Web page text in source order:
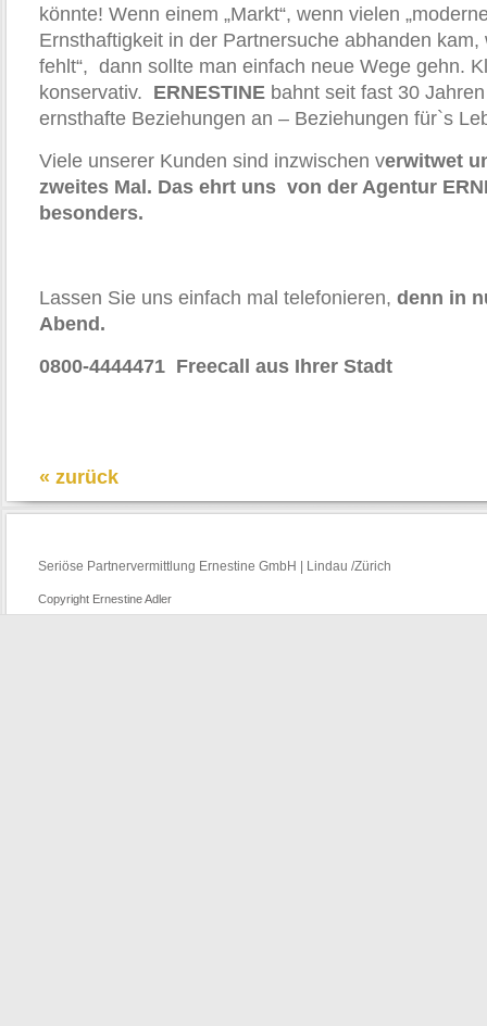
könnte! Wenn einem „Markt“, wenn vielen
Ernsthaftigkeit in der Partnersuche abhanden
fehlt“, dann sollte man einfach neue Wege gehn.
konservativ. ERNESTINE bahnt seit fast 30
ernsthafte Beziehungen an – Beziehungen für`s
Viele unserer Kunden sind inzwischen verwitwet
zweites Mal. Das ehrt uns von der Agentur
besonders.
Lassen Sie uns einfach mal telefonieren, denn in
Abend.
0800-4444471 Freecall aus Ihrer Stadt
« zurück
Seriöse Partnervermittlung Ernestine GmbH | Lindau /Zürich
Copyright Ernestine Adler